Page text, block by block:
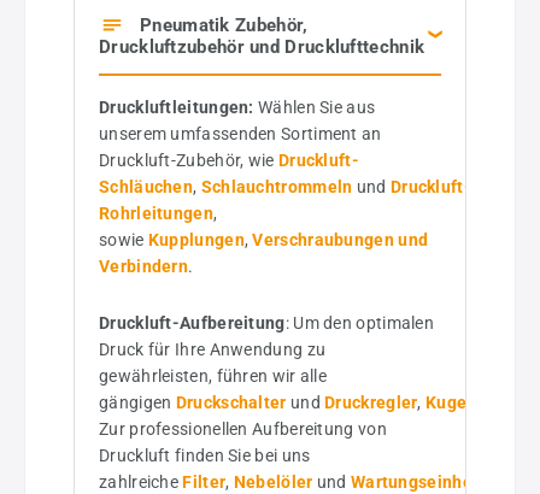
Pneumatik Zubehör,
Druckluftzubehör und Drucklufttechnik
Druckluftleitungen: Wählen Sie aus
unserem umfassenden Sortiment an
Druckluft-Zubehör, wie Druckluft-
Schläuchen, Schlauchtrommeln und Druckluft-
Rohrleitungen,
sowie Kupplungen,Verschraubungen und
Verbindern.
Druckluft-Aufbereitung: Um den optimalen
Druck für Ihre Anwendung zu
gewährleisten, führen wir alle
gängigen Druckschalter undDruckregler,Kugelhähne
Zur professionellen Aufbereitung von
Druckluft finden Sie bei uns
zahlreiche Filter, Nebelöler und Wartungseinheiten